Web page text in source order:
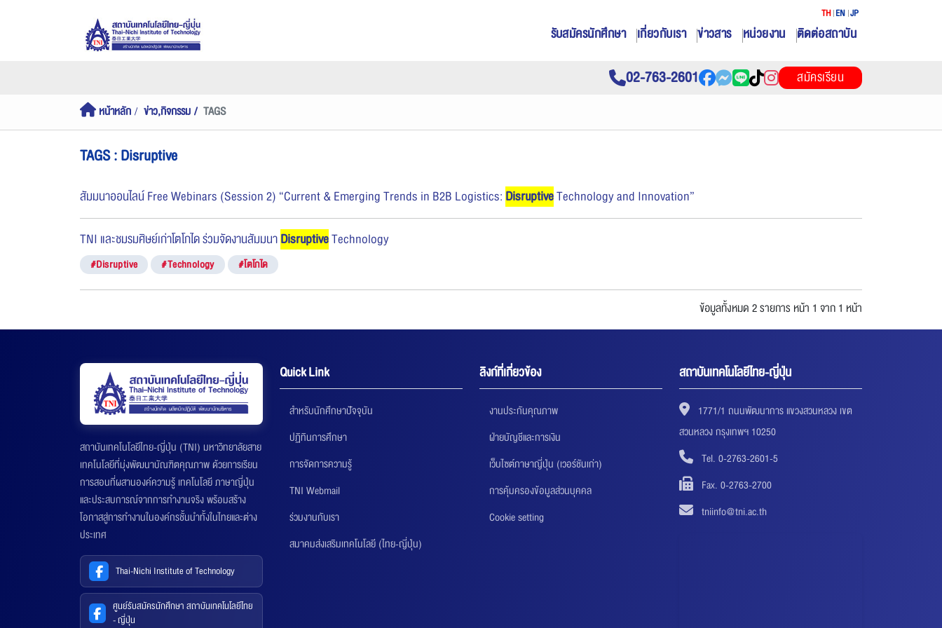
รับสมัครนักศึกษา เกี่ยวกับเรา ข่าวสาร หน่วยงาน ติดต่อสถาบัน
TH EN JP
02-763-2601 สมัครเรียน
หน้าหลัก ข่าว,กิจกรรม TAGS
TAGS : Disruptive
สัมมนาออนไลน์ Free Webinars (Session 2) “Current & Emerging Trends in B2B Logistics: DisruptiveTechnology and Innovation”
TNI และชมรมศิษย์เก่าโตโกได ร่วมจัดงานสัมมนาDisruptiveTechnology
#Disruptive #Technology #โตโกได
ข้อมูลทั้งหมด 2 รายการ หน้า 1 จาก 1 หน้า
สถาบันเทคโนโลยีไทย-ญี่ปุ่น (TNI) มหาวิทยาลัยสาย
เทคโนโลยีที่มุ่งพัฒนาบัณฑิตคุณภาพ ด้วยการเรียน
การสอนที่ผสานองค์ความรู้ เทคโนโลยี ภาษาญี่ปุ่น
และประสบการณ์จากการทำงานจริง พร้อมสร้าง
โอกาสสู่การทำงานในองค์กรชั้นนำทั้งในไทยและต่าง
ประเทศ
Thai-Nichi Institute of Technology
ศูนย์รับสมัครนักศึกษา สถาบันเทคโนโลยีไทย
- ญี่ปุ่น
Quick Link
สำหรับนักศึกษาปัจจุบัน
ปฏิทินการศึกษา
การจัดการความรู้
TNI Webmail
ร่วมงานกับเรา
สมาคมส่งเสริมเทคโนโลยี (ไทย-ญี่ปุ่น)
ลิงก์ที่เกี่ยวข้อง
งานประกันคุณภาพ
ฝ่ายบัญชีและการเงิน
เว็บไซต์ภาษาญี่ปุ่น (เวอร์ชันเก่า)
การคุ้มครองข้อมูลส่วนบุคคล
Cookie setting
สถาบันเทคโนโลยีไทย-ญี่ปุ่น
1771/1 ถนนพัฒนาการ แขวงสวนหลวง เขต
สวนหลวง กรุงเทพฯ 10250
Tel. 0-2763-2601-5
Fax. 0-2763-2700
tniinfo@tni.ac.th